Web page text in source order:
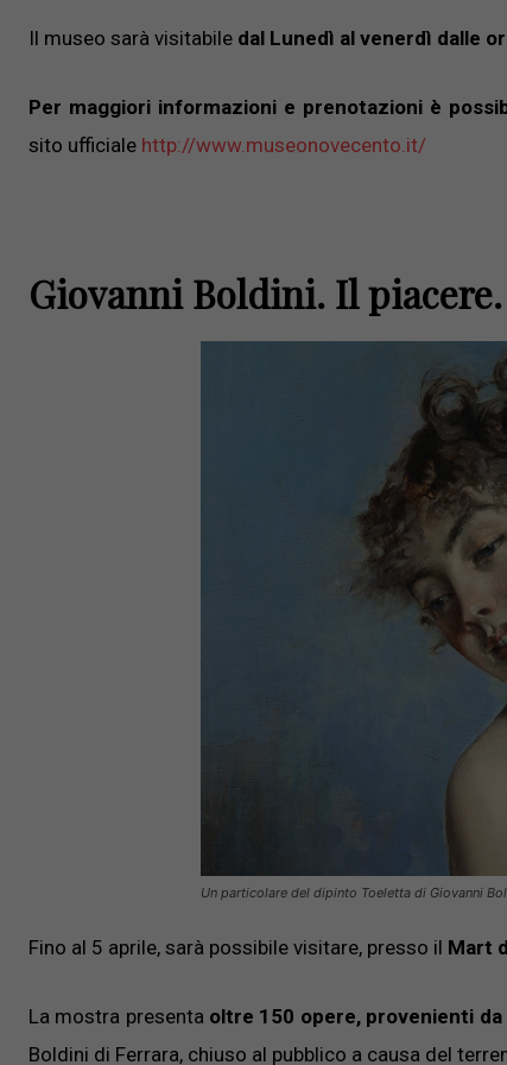
Il museo sarà visitabile dal Lunedì al venerdì dalle
Per maggiori informazioni e prenotazioni è
sito ufficiale http://www.museonovecento.it/
Giovanni Boldini. Il
Un particolare del dipinto Toeletta di Giovanni
Fino al 5 aprile, sarà possibile visitare, presso il Mart
La mostra presenta oltre 150 opere, provenienti
Boldini di Ferrara, chiuso al pubblico a causa del